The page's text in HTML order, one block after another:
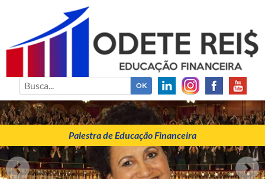
ODETE REIS
Palestrante de Educação Financeira
Palestra de Educação Financeira